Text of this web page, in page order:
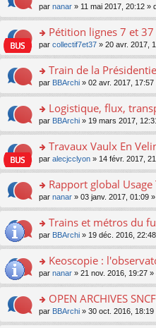
e
nt
u
c
e
nt
n
le
pl
u
ré
c
e
nt
g
e
n
n
le
pl
u
ré
c
e
nt
e
a
g
e
n
n
le
pl
u
ré
c
e
nt
er
le
m
e
a
g
e
n
n
le
pl
u
ré
c
e
nt
o
n
ult
er
le
m
e
a
g
e
n
n
le
pl
u
ré
c
e
nt
par nanar » 11 mai 2017, 20:12 »
o
n
ult
er
le
m
e
a
g
e
n
n
le
pl
u
ré
c
e
nt
Pétition lignes 7 et 37
par collectif7et37 » 20 avr. 2017,
o
n
ult
er
le
m
e
a
g
e
n
n
le
pl
u
ré
c
e
Train de la
par BBArchi » 02 avr. 2017, 17:57
o
n
ult
er
le
m
e
a
g
e
n
n
le
pl
u
Logistique, flux,
par BBArchi » 19 mars 2017,
o
n
ult
er
le
m
e
a
g
e
n
n
Travaux Vaulx En
par alecjcclyon » 14 févr. 2017,
o
n
ult
er
le
m
e
a
g
e
Rapport global
par nanar » 03 janv. 2017, 01:09
o
n
ult
er
le
m
e
Trains et métros du
par BBArchi » 19 déc. 2016,
o
n
ult
er
le
Keoscopie :
par nanar » 21 nov. 2016, 19:27 »
o
n
OPEN ARCHIVES
par BBArchi » 30 oct. 2016, 18:19